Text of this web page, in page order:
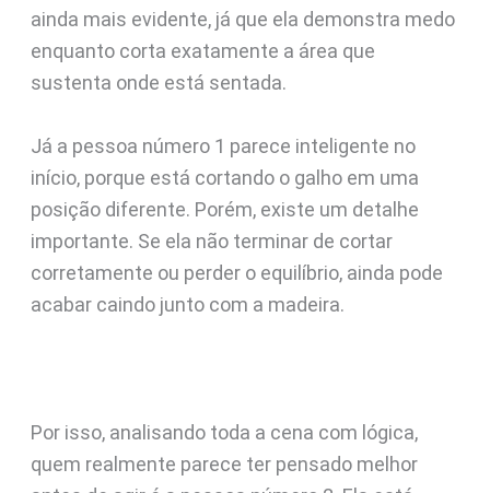
ainda mais evidente, já que ela demonstra medo
enquanto corta exatamente a área que
sustenta onde está sentada.
Já a pessoa número 1 parece inteligente no
início, porque está cortando o galho em uma
posição diferente. Porém, existe um detalhe
importante. Se ela não terminar de cortar
corretamente ou perder o equilíbrio, ainda pode
acabar caindo junto com a madeira.
Por isso, analisando toda a cena com lógica,
quem realmente parece ter pensado melhor